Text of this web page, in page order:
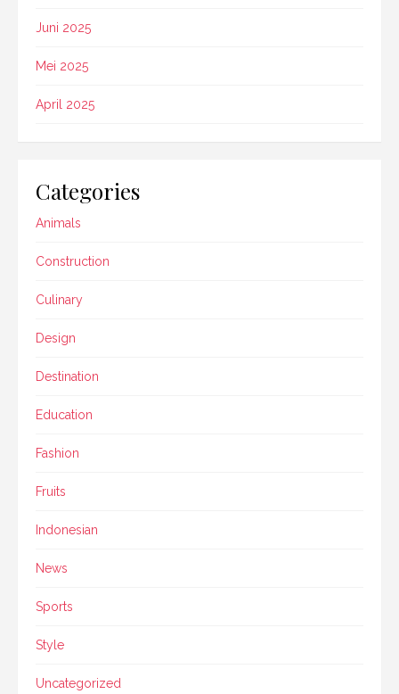
Juni 2025
Mei 2025
April 2025
Categories
Animals
Construction
Culinary
Design
Destination
Education
Fashion
Fruits
Indonesian
News
Sports
Style
Uncategorized